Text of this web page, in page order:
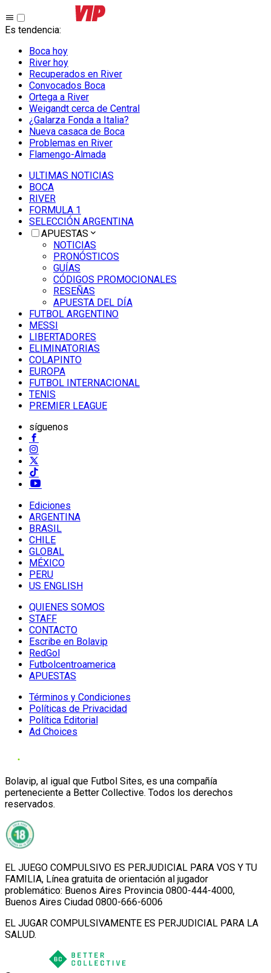
Es tendencia:
Boca hoy
River hoy
Recuperados en River
Convocados Boca
Ortega a River
Weigandt cerca de Central
¿Galarza Fonda a Italia?
Nueva casaca de Boca
Problemas en River
Flamengo-Almada
ULTIMAS NOTICIAS
BOCA
RIVER
FORMULA 1
SELECCIÓN ARGENTINA
APUESTAS
NOTICIAS
PRONÓSTICOS
GUÍAS
CÓDIGOS PROMOCIONALES
RESEÑAS
APUESTA DEL DÍA
FUTBOL ARGENTINO
MESSI
LIBERTADORES
ELIMINATORIAS
COLAPINTO
EUROPA
FUTBOL INTERNACIONAL
TENIS
PREMIER LEAGUE
síguenos
Ediciones
ARGENTINA
BRASIL
CHILE
GLOBAL
MÉXICO
PERU
US ENGLISH
QUIENES SOMOS
STAFF
CONTACTO
Escribe en Bolavip
RedGol
Futbolcentroamerica
APUESTAS
Términos y Condiciones
Políticas de Privacidad
Política Editorial
Ad Choices
Bolavip, al igual que Futbol Sites, es una compañía
perteneciente a Better Collective. Todos los derechos
reservados.
EL JUEGO COMPULSIVO ES PERJUDICIAL PARA VOS Y TU
FAMILIA, Línea gratuita de orientación al jugador
problemático: Buenos Aires Provincia 0800-444-4000,
Buenos Aires Ciudad 0800-666-6006
EL JUGAR COMPULSIVAMENTE ES PERJUDICIAL PARA LA
SALUD.